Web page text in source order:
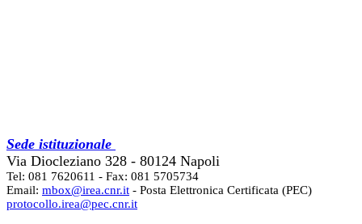
Sede istituzionale
Via Diocleziano 328 - 80124 Napoli
Tel: 081 7620611 - Fax: 081 5705734
Email: mbox@irea.cnr.it - Posta Elettronica Certificata (PEC)
protocollo.irea@pec.cnr.it